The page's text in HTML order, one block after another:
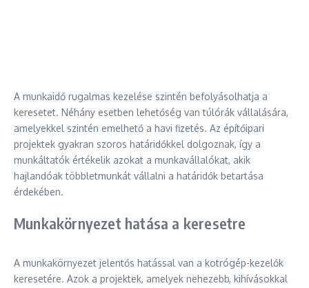
A munkaidő rugalmas kezelése szintén befolyásolhatja a
keresetet. Néhány esetben lehetőség van túlórák vállalására,
amelyekkel szintén emelhető a havi fizetés. Az építőipari
projektek gyakran szoros határidőkkel dolgoznak, így a
munkáltatók értékelik azokat a munkavállalókat, akik
hajlandóak többletmunkát vállalni a határidők betartása
érdekében.
Munkakörnyezet hatása a keresetre
A munkakörnyezet jelentős hatással van a kotrógép-kezelők
keresetére. Azok a projektek, amelyek nehezebb, kihívásokkal